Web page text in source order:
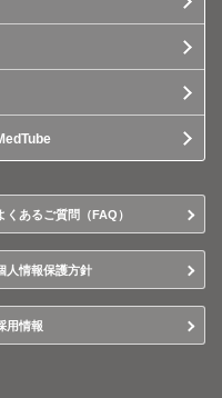
くあるご質問（FAQ）
人情報保護方針
用情報